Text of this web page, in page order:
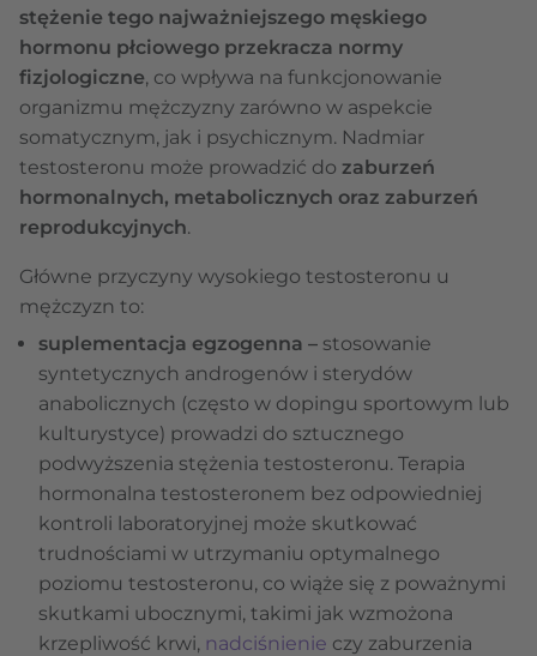
stężenie tego najważniejszego męskiego
hormonu płciowego przekracza normy
fizjologiczne, co wpływa na funkcjonowanie
organizmu mężczyzny zarówno w aspekcie
somatycznym, jak i psychicznym. Nadmiar
testosteronu może prowadzić do zaburzeń
hormonalnych, metabolicznych oraz zaburzeń
reprodukcyjnych.
Główne przyczyny wysokiego testosteronu u
mężczyzn to:
suplementacja egzogenna – stosowanie
syntetycznych androgenów i sterydów
anabolicznych (często w dopingu sportowym lub
kulturystyce) prowadzi do sztucznego
podwyższenia stężenia testosteronu. Terapia
hormonalna testosteronem bez odpowiedniej
kontroli laboratoryjnej może skutkować
trudnościami w utrzymaniu optymalnego
poziomu testosteronu, co wiąże się z poważnymi
skutkami ubocznymi, takimi jak wzmożona
krzepliwość krwi, nadciśnienie czy zaburzenia